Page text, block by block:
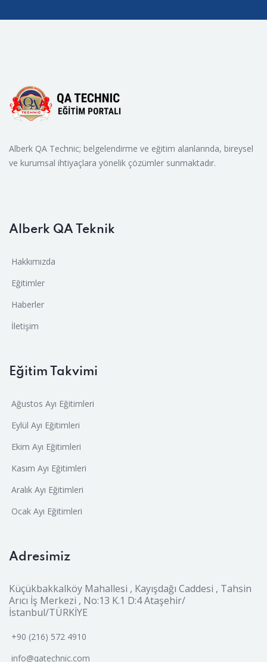
Alberk QA Technic; belgelendirme ve eğitim alanlarında, bireysel
ve kurumsal ihtiyaçlara yönelik çözümler sunmaktadır.
Alberk QA Teknik
Hakkımızda
Eğitimler
Haberler
İletişim
Eğitim Takvimi
Ağustos Ayı Eğitimleri
Eylül Ayı Eğitimleri
Ekim Ayı Eğitimleri
Kasım Ayı Eğitimleri
Aralık Ayı Eğitimleri
Ocak Ayı Eğitimleri
Adresimiz
Küçükbakkalköy Mahallesi , Kayışdağı Caddesi , Tahsin
Arıcı İş Merkezi , No:13 K.1 D:4 Ataşehir/
İstanbul/TÜRKİYE
+90 (216) 572 4910
info@qatechnic.com